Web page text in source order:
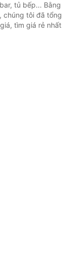
tủ bếp... Bằng
chúng tôi đã tổng
tìm giá rẻ nhất